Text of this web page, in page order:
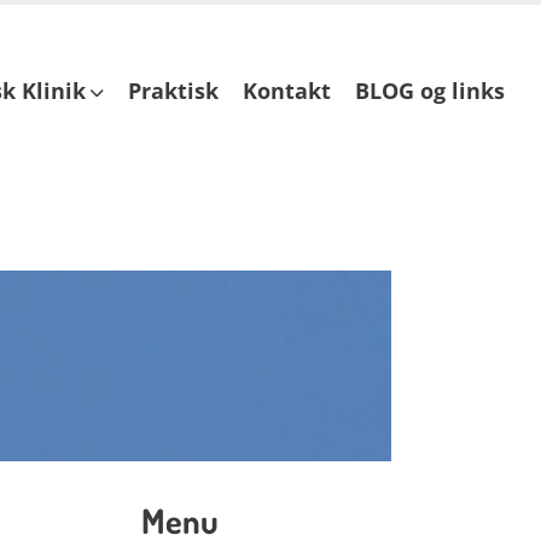
Klinik Praktisk Kontakt BLOG og links
Menu